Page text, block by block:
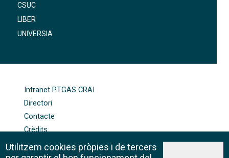
CSUC
LIBER
UNIVERSIA
Intranet PTGAS CRAI
Directori
Contacte
Crèdits
Política de galetes
Utilitzem cookies pròpies i de tercers